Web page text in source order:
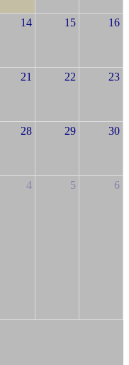
14 15 16
21 22 23
28 29 30
4 5 6